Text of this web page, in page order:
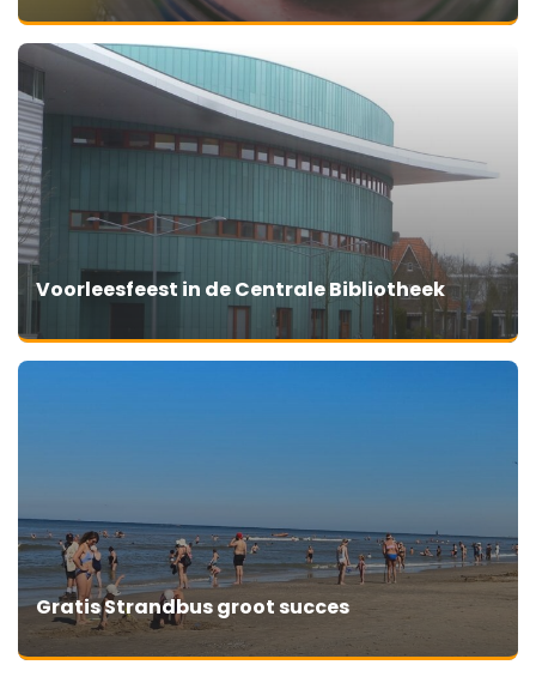
Voorleesfeest in de Centrale Bibliotheek
Gratis Strandbus groot succes